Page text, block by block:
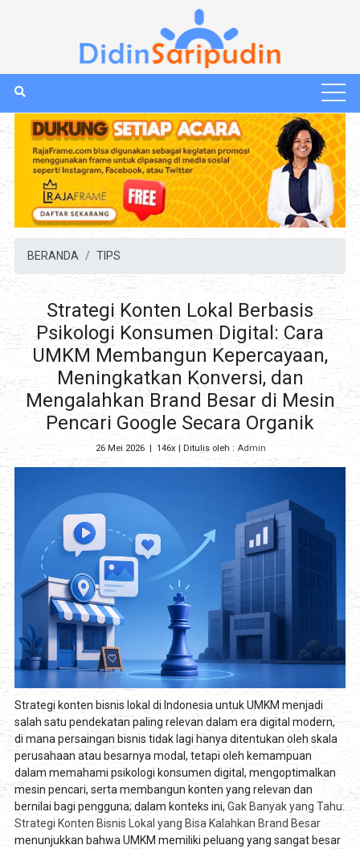
BERANDA TIPS
Strategi Konten Lokal Berbasis
Psikologi Konsumen Digital: Cara
UMKM Membangun Kepercayaan,
Meningkatkan Konversi, dan
Mengalahkan Brand Besar di Mesin
Pencari Google Secara Organik
26 Mei 2026 146x | Ditulis oleh :Admin
Strategi konten bisnis lokal di Indonesia untuk UMKM menjadi
salah satu pendekatan paling relevan dalam era digital modern,
di mana persaingan bisnis tidak lagi hanya ditentukan oleh skala
perusahaan atau besarnya modal, tetapi oleh kemampuan
dalam memahami psikologi konsumen digital, mengoptimalkan
mesin pencari, serta membangun konten yang relevan dan
bernilai bagi pengguna; dalam konteks ini, Gak Banyak yang Tahu:
Strategi Konten Bisnis Lokal yang Bisa Kalahkan Brand Besar
menunjukkan bahwa UMKM memiliki peluang yang sangat besar